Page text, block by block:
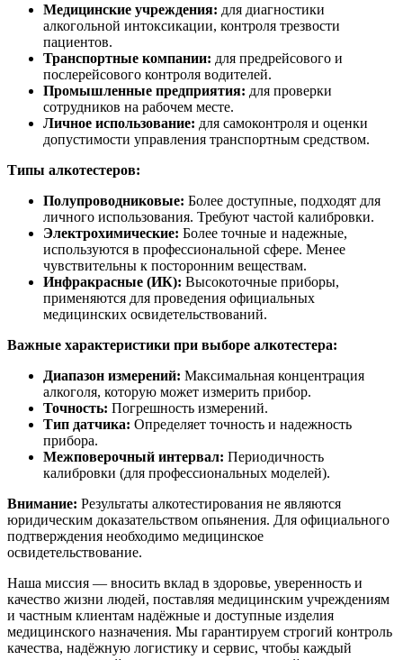
Медицинские учреждения: для диагностики
алкогольной интоксикации, контроля трезвости
пациентов.
Транспортные компании: для предрейсового и
послерейсового контроля водителей.
Промышленные предприятия: для проверки
сотрудников на рабочем месте.
Личное использование: для самоконтроля и оценки
допустимости управления транспортным средством.
Типы алкотестеров:
Полупроводниковые: Более доступные, подходят для
личного использования. Требуют частой калибровки.
Электрохимические: Более точные и надежные,
используются в профессиональной сфере. Менее
чувствительны к посторонним веществам.
Инфракрасные (ИК): Высокоточные приборы,
применяются для проведения официальных
медицинских освидетельствований.
Важные характеристики при выборе алкотестера:
Диапазон измерений: Максимальная концентрация
алкоголя, которую может измерить прибор.
Точность: Погрешность измерений.
Тип датчика: Определяет точность и надежность
прибора.
Межповерочный интервал: Периодичность
калибровки (для профессиональных моделей).
Внимание: Результаты алкотестирования не являются
юридическим доказательством опьянения. Для официального
подтверждения необходимо медицинское
освидетельствование.
Наша миссия — вносить вклад в здоровье, уверенность и
качество жизни людей, поставляя медицинским учреждениям
и частным клиентам надёжные и доступные изделия
медицинского назначения. Мы гарантируем строгий контроль
качества, надёжную логистику и сервис, чтобы каждый